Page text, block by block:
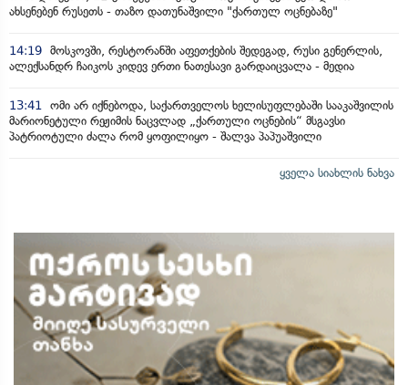
ახსენებენ რუსეთს - თაზო დათუნაშვილი "ქართულ ოცნებაზე"
14:19 მოსკოვში, რესტორანში აფეთქების შედეგად, რუსი გენერლის,
ალექსანდრ ჩაიკოს კიდევ ერთი ნათესავი გარდაიცვალა - მედია
13:41
ომი არ იქნებოდა, საქართველოს ხელისუფლებაში სააკაშვილის
მარიონეტული რეჟიმის ნაცვლად „ქართული ოცნების“ მსგავსი
პატრიოტული ძალა რომ ყოფილიყო - შალვა პაპუაშვილი
ყველა სიახლის ნახვა